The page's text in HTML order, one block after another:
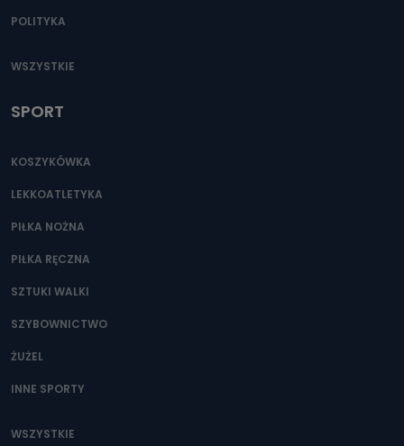
POLITYKA
WSZYSTKIE
SPORT
KOSZYKÓWKA
LEKKOATLETYKA
PIŁKA NOŻNA
PIŁKA RĘCZNA
SZTUKI WALKI
SZYBOWNICTWO
ŻUŻEL
INNE SPORTY
WSZYSTKIE